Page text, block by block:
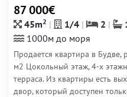
87 000€
45m2 1/4 2
1000м до моря
Продается квартира в
м2 Цокольный этаж, 4-х
терраса. Из квартиры есть
двор, который доступен